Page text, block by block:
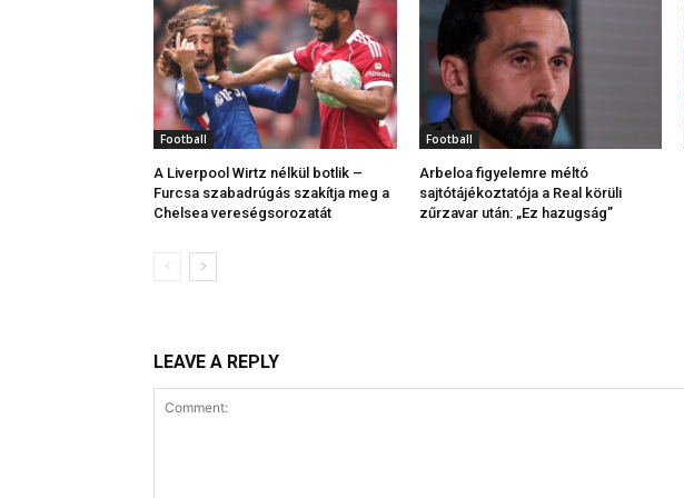
Football
A Liverpool Wirtz nélkül botlik –
Furcsa szabadrúgás szakítja meg a
Chelsea vereségsorozatát
Football
Arbeloa figyelemre méltó
sajtótájékoztatója a Real körüli
zűrzavar után: „Ez hazugság”
LEAVE A REPLY